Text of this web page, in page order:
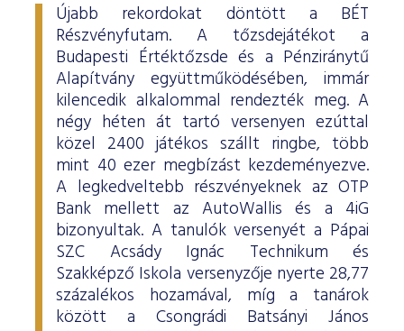
Újabb rekordokat döntött a BÉT
Részvényfutam. A tőzsdejátékot a
Budapesti Értéktőzsde és a Pénziránytű
Alapítvány együttműködésében, immár
kilencedik alkalommal rendezték meg. A
négy héten át tartó versenyen ezúttal
közel 2400 játékos szállt ringbe, több
mint 40 ezer megbízást kezdeményezve.
A legkedveltebb részvényeknek az OTP
Bank mellett az AutoWallis és a 4iG
bizonyultak. A tanulók versenyét a Pápai
SZC Acsády Ignác Technikum és
Szakképző Iskola versenyzője nyerte 28,77
százalékos hozamával, míg a tanárok
között a Csongrádi Batsányi János